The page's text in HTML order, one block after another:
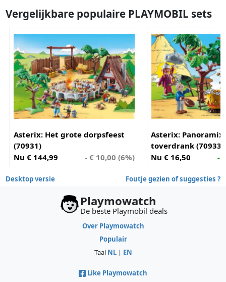
Vergelijkbare populaire PLAYMOBIL sets
Asterix: Het grote dorpsfeest
(70931)
Nu € 144,99
- € 10,00 (6%)
Asterix:
toverdrank (70933)
Nu € 16,50
-
Desktop versie Foutje gezien of suggesties ?
Playmowatch
De beste Playmobil deals
Over Playmowatch
Populair
Taal NL| EN
Like Playmowatch